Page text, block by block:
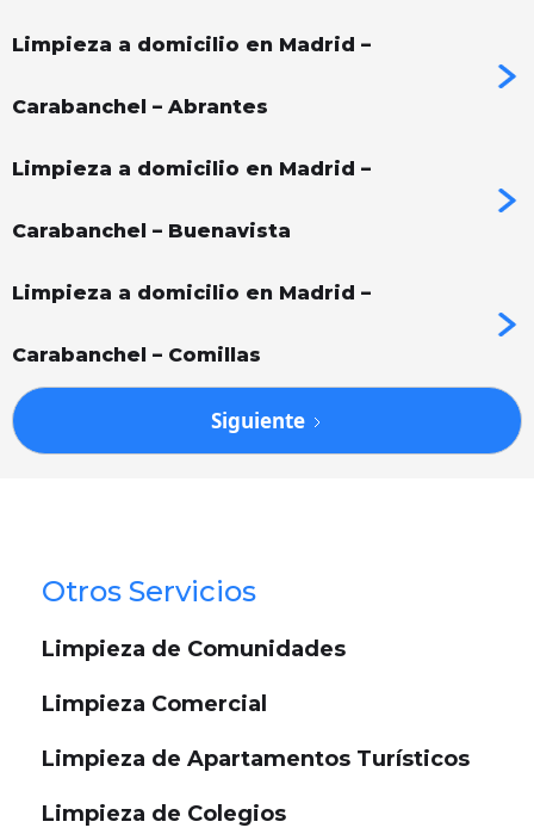
Limpieza a domicilio en Madrid –
Carabanchel – Abrantes
Limpieza a domicilio en Madrid –
Carabanchel – Buenavista
Limpieza a domicilio en Madrid –
Carabanchel – Comillas
Siguiente
Otros Servicios
Limpieza de Comunidades
Limpieza Comercial
Limpieza de Apartamentos Turísticos
Limpieza de Colegios